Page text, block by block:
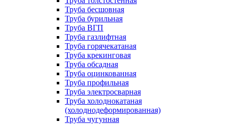
Труба бесшовная
Труба бурильная
Труба ВГП
Труба газлифтная
Труба горячекатаная
Труба крекинговая
Труба обсадная
Труба оцинкованная
Труба профильная
Труба электросварная
Труба холоднокатаная
(холоднодеформированная)
Труба чугунная